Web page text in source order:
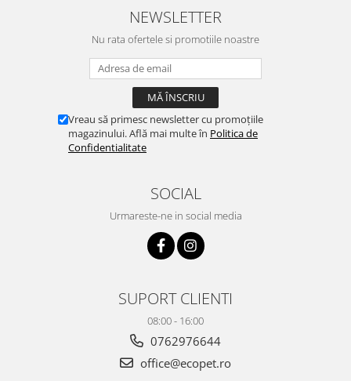
NEWSLETTER
Nu rata ofertele si promotiile noastre
Vreau să primesc newsletter cu promoțiile
magazinului. Află mai multe în Politica de
Confidentialitate
SOCIAL
Urmareste-ne in social media
SUPORT CLIENTI
08:00 - 16:00
0762976644
office@ecopet.ro